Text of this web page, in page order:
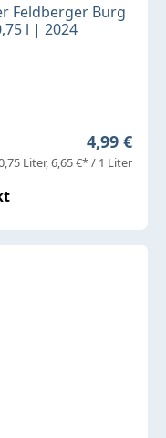
Feldberger Burg
l | 2024
Regulärer
4,99 €
Liter 6,65 €* / 1 Liter